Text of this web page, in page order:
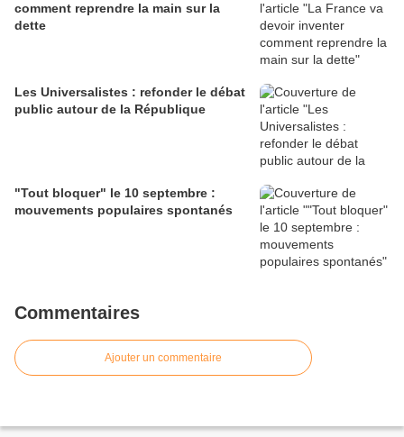
comment reprendre la main sur la
dette
Les Universalistes : refonder le débat
public autour de la République
"Tout bloquer" le 10 septembre :
mouvements populaires spontanés
Commentaires
Ajouter un commentaire